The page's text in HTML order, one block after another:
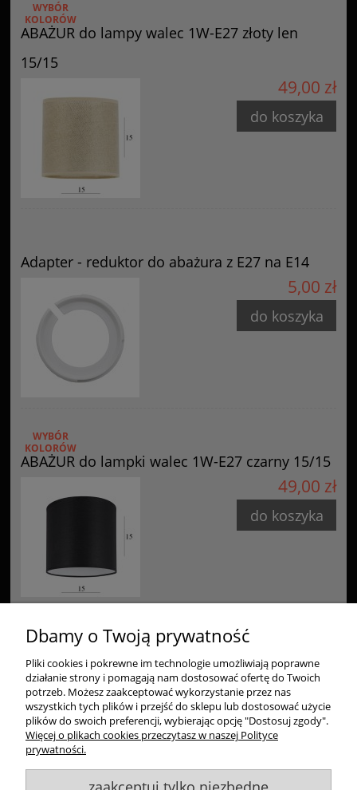
ABAŻUR do lampy walec 1W-E27 złoty len
15/15
WYBÓR
KOLORÓW
49,00 zł
do koszyka
Adapter - reduktor do abażura z E27 na E14
5,00 zł
do koszyka
ABAŻUR do lampki walec 1W-E27 czarny 15/15
WYBÓR
KOLORÓW
49,00 zł
do koszyka
Zakupy
Pomoc
Moje konto
Dbamy o Twoją prywatność
Pliki cookies i pokrewne im technologie umożliwiają poprawne
działanie strony i pomagają nam dostosować ofertę do Twoich
potrzeb. Możesz zaakceptować wykorzystanie przez nas
wszystkich tych plików i przejść do sklepu lub dostosować użycie
plików do swoich preferencji, wybierając opcję "Dostosuj zgody".
Więcej o plikach cookies przeczytasz w naszej Polityce
prywatności.